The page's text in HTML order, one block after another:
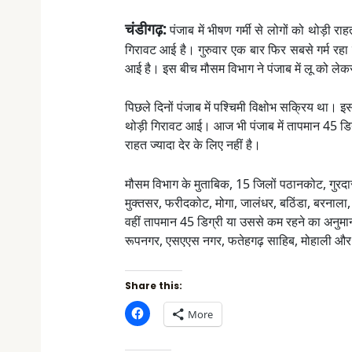
चंडीगढ़: पंजाब में भीषण गर्मी से लोगों को थोड़ी
गिरावट आई है। गुरुवार एक बार फिर सबसे गर्म
आई है। इस बीच मौसम विभाग ने पंजाब में लू को
पिछले दिनों पंजाब में पश्चिमी विक्षोभ सक्रिय था।
थोड़ी गिरावट आई। आज भी पंजाब में तापमान 45
राहत ज्यादा देर के लिए नहीं है।
मौसम विभाग के मुताबिक, 15 जिलों पठानकोट,
मुक्तसर, फरीदकोट, मोगा, जालंधर, बठिंडा,
वहीं तापमान 45 डिग्री या उससे कम रहने का
रूपनगर, एसएएस नगर, फतेहगढ़ साहिब, मोहाली और
Share this:
C
l More